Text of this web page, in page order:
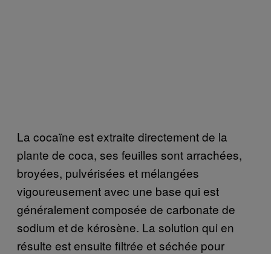
La cocaïne est extraite directement de la
plante de coca, ses feuilles sont arrachées,
broyées, pulvérisées et mélangées
vigoureusement avec une base qui est
généralement composée de carbonate de
sodium et de kérosène. La solution qui en
résulte est ensuite filtrée et séchée pour